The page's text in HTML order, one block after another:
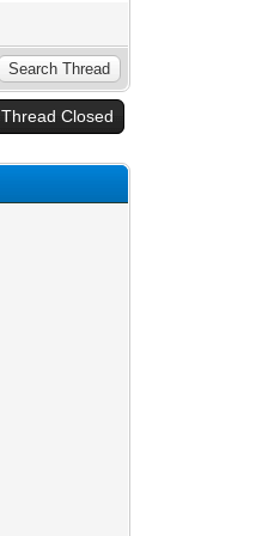
Thread Closed